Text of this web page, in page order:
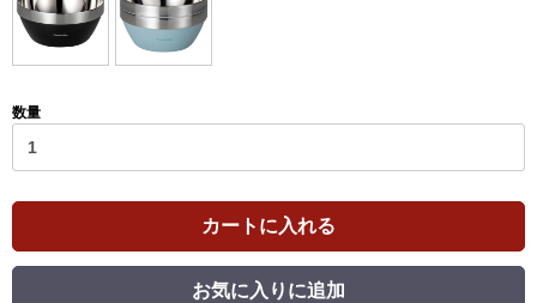
数量
カートに入れる
お気に入りに追加